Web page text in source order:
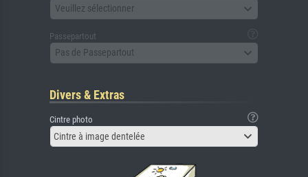
Veuillez sélectionner
Passepartout
Pas de Passepartout
Divers & Extras
Cintre photo
Cintre à image dentelée